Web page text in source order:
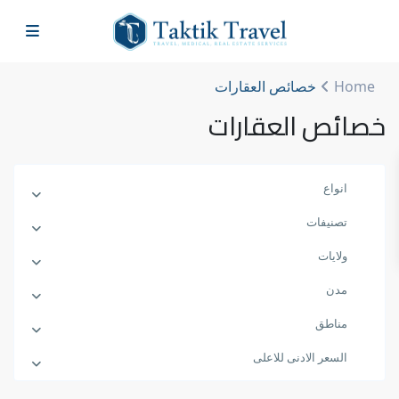
Home خصائص العقارات
خصائص العقارات
انواع
تصنيفات
ولايات
مدن
مناطق
السعر الادنى للاعلى